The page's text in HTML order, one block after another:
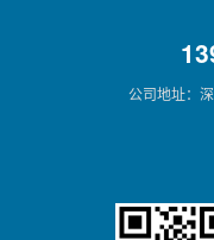
公司地址：